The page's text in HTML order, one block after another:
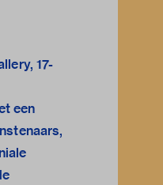
17-
een